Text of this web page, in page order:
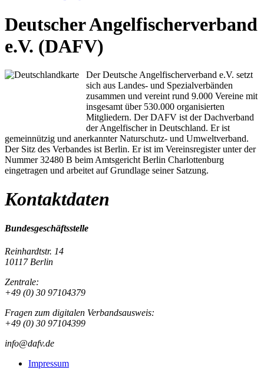
Deutscher Angelfischerverband
e.V. (DAFV)
Der Deutsche Angelfischerverband e.V. setzt
sich aus Landes- und Spezialverbänden
zusammen und vereint rund 9.000 Vereine mit
insgesamt über 530.000 organisierten
Mitgliedern. Der DAFV ist der Dachverband
der Angelfischer in Deutschland. Er ist
gemeinnützig und anerkannter Naturschutz- und Umweltverband.
Der Sitz des Verbandes ist Berlin. Er ist im Vereinsregister unter der
Nummer 32480 B beim Amtsgericht Berlin Charlottenburg
eingetragen und arbeitet auf Grundlage seiner Satzung.
Kontaktdaten
Bundesgeschäftsstelle
Reinhardtstr. 14
10117 Berlin
Zentrale:
+49 (0) 30 97104379
Fragen zum digitalen Verbandsausweis:
+49 (0) 30 97104399
info@dafv.de
Impressum